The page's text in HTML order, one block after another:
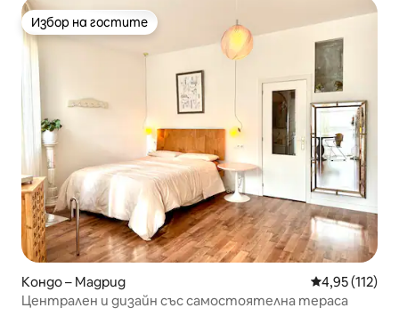
Избор на гостите
Избор на гостите
Кондо – Мадрид Средна
4,95 (112)
Централен и дизайн със самостоятелна тераса